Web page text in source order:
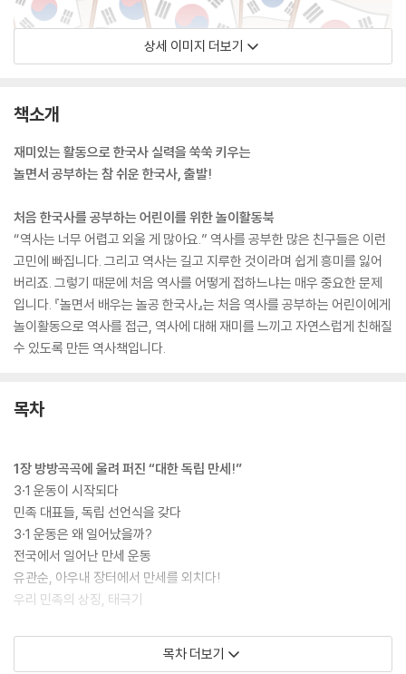
상세 이미지 더보기
책소개
재미있는 활동으로 한국사 실력을 쑥쑥 키우는
놀면서 공부하는 참 쉬운 한국사, 출발!
처음 한국사를 공부하는 어린이를 위한 놀이활동북
“역사는 너무 어렵고 외울 게 많아요.” 역사를 공부한 많은 친구들은 이런
고민에 빠집니다. 그리고 역사는 길고 지루한 것이라며 쉽게 흥미를 잃어
버리죠. 그렇기 때문에 처음 역사를 어떻게 접하느냐는 매우 중요한 문제
입니다. 『놀면서 배우는 놀공 한국사』는 처음 역사를 공부하는 어린이에게
놀이활동으로 역사를 접근, 역사에 대해 재미를 느끼고 자연스럽게 친해질
수 있도록 만든 역사책입니다.
목차
1장 방방곡곡에 울려 퍼진 “대한 독립 만세!”
3·1 운동이 시작되다
민족 대표들, 독립 선언식을 갖다
3·1 운동은 왜 일어났을까?
전국에서 일어난 만세 운동
유관순, 아우내 장터에서 만세를 외치다!
우리 민족의 상징, 태극기
2장 대한민국 임시 정부와 독립운동가들의 활약
대한민국 임시 정부가 세워지다!
목차 더보기